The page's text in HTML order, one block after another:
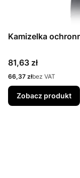
Kamizelka
Cena
81,63 zł
Cena
66,37 złbez VAT
Zobacz produkt